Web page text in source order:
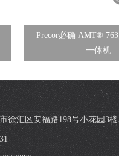
Precor必确 AMT®
一体机
徐汇区安福路198号小花园3楼